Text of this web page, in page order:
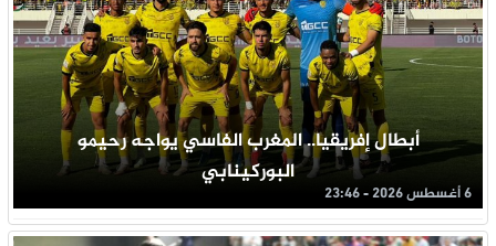
أبطال إفريقيا.. المغرب الفاسي يواجه رحيمو
البوركينابي
6 أغسطس 2026 - 23:46